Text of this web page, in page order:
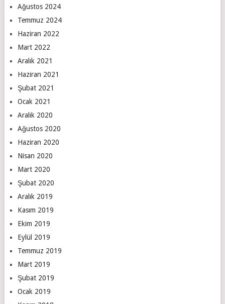
Ağustos 2024
Temmuz 2024
Haziran 2022
Mart 2022
Aralık 2021
Haziran 2021
Şubat 2021
Ocak 2021
Aralık 2020
Ağustos 2020
Haziran 2020
Nisan 2020
Mart 2020
Şubat 2020
Aralık 2019
Kasım 2019
Ekim 2019
Eylül 2019
Temmuz 2019
Mart 2019
Şubat 2019
Ocak 2019